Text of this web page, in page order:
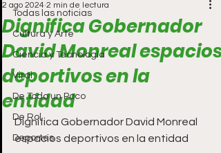
Todas las noticias
Cultura y Arte
Ciencia y Tecnología
Viral
De Todo un Poco
De Rol
Deportes
Dignifica Gobernador
David Monreal espacios
deportivos en la
entidad
2 ago 2024 2 min de lectura
Dignifica Gobernador David Monreal
espacios deportivos en la entidad